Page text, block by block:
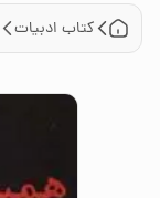
کتاب ادبیات